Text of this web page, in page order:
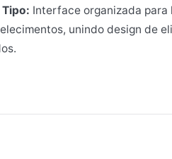
Interface organizada para
unindo design de